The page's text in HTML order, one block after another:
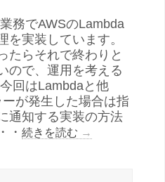
務でAWSのLambda
を実装しています。
たらそれで終わりと
ので、運用を考える
回はLambdaと他
が発生した場合は指
通知する実装の方法
・ 続きを読む →